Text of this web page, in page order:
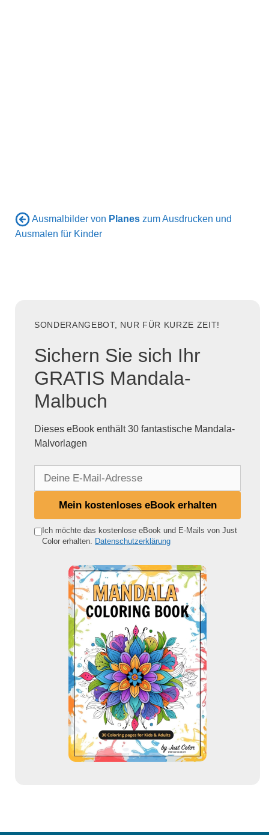
Ausmalbilder von Planes zum Ausdrucken und
Ausmalen für Kinder
SONDERANGEBOT, NUR FÜR KURZE ZEIT!
Sichern Sie sich Ihr
GRATIS Mandala-
Malbuch
Dieses eBook enthält 30 fantastische Mandala-
Malvorlagen
e
Mein kostenloses eBook erhalten
Ich möchte das kostenlose eBook und E-Mails von Just
Color erhalten. Datenschutzerklärung